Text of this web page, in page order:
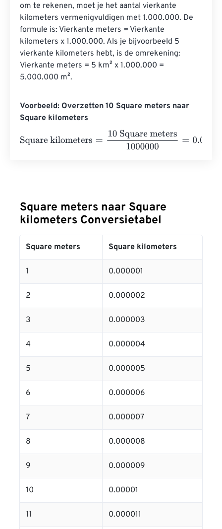
om te rekenen, moet je het aantal vierkante
kilometers vermenigvuldigen met 1.000.000. De
formule is: Vierkante meters = Vierkante
kilometers x 1.000.000. Als je bijvoorbeeld 5
vierkante kilometers hebt, is de omrekening:
Vierkante meters = 5 km² x 1.000.000 =
5.000.000 m².
Voorbeeld: Overzetten 10 Square meters naar
Square kilometers
Square kilometers
10 Square meters1000000 0.00001
Square meters naar Square
kilometers Conversietabel
Square meters Square kilometers
1 0.000001
2 0.000002
3 0.000003
4 0.000004
5 0.000005
6 0.000006
7 0.000007
8 0.000008
9 0.000009
10 0.00001
11 0.000011